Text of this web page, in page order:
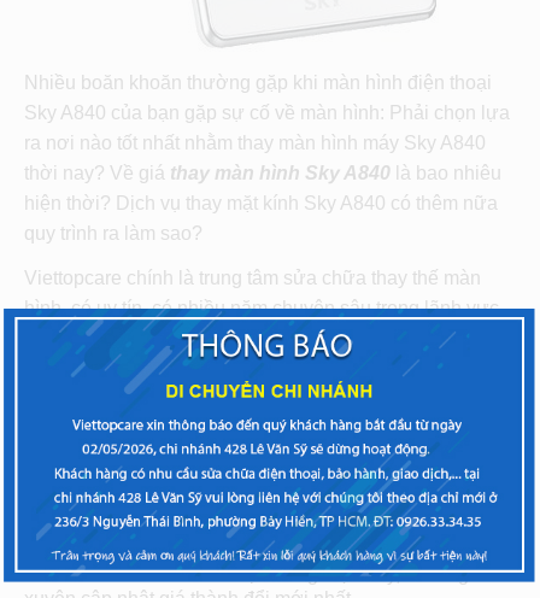
Nhiều boăn khoăn thường gặp khi màn hình điện thoại
Sky A840 của bạn gặp sự cố về màn hình: Phải chọn lựa
ra nơi nào tốt nhất nhằm thay màn hình máy Sky A840
thời nay? Về giá thay màn hình Sky A840 là bao nhiêu
hiện thời? Dịch vụ thay mặt kính Sky A840 có thêm nữa
quy trình ra làm sao?
Viettopcare chính là trung tâm sửa chữa thay thế màn
hình, có uy tín, có nhiều năm chuyên sâu trong lãnh vực.
Luôn mang lại nhièu giải pháp hàng đầu cùng với giảm
thiểu chi phí sửa chữa cho bạn nhất, đội ngũ nhân viên
thân thiện hoà đồng, nhất là giá cả thay màn hình không
thể tốt hơn, chắc chắn bạn sẽ hài lòng khi sử dụng dịch
vụ tại Viettopcare.
5 lý do nên chọn lựa dịch vụ thay màn hình Sky
A840 ở Viettopcare
Giá cả tốt nhất ở trên thị trường hiện nay, thường